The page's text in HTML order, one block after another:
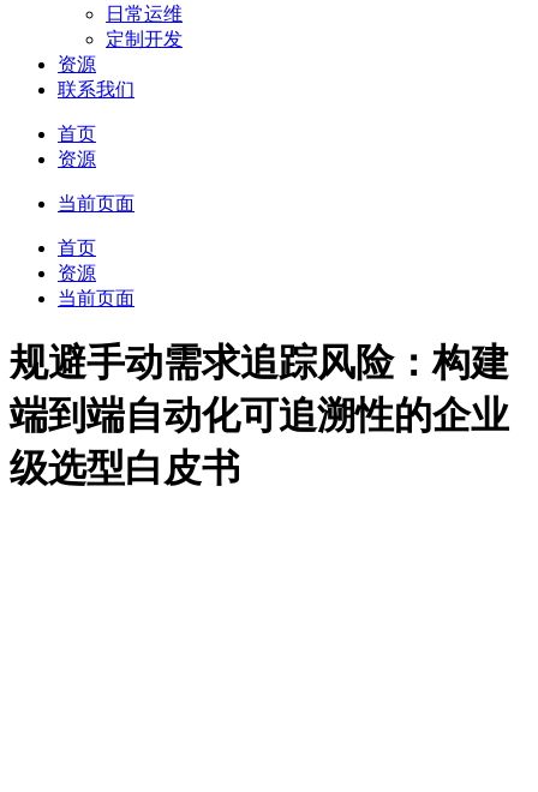
日常运维
定制开发
资源
联系我们
首页
资源
当前页面
首页
资源
当前页面
规避手动需求追踪风险：构建
端到端自动化可追溯性的企业
级选型白皮书